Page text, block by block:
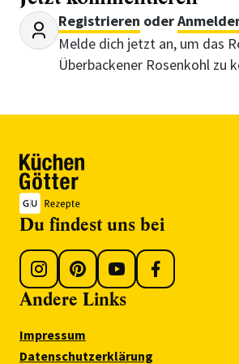
Registrieren oder
Melde dich jetzt an, um das
Überbackener Rosenkohl zu
Du findest uns bei
Andere Links
Impressum
Datenschutzerklärung